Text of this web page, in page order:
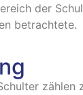
der
betrachtete.
zählen